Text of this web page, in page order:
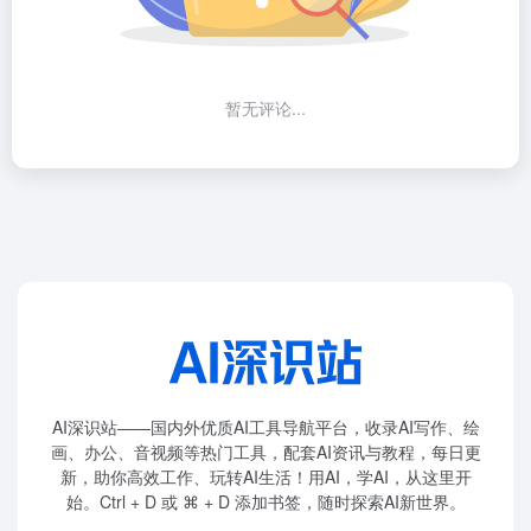
暂无评论...
AI深识站——国内外优质AI工具导航平台，收录AI写作、绘
画、办公、音视频等热门工具，配套AI资讯与教程，每日更
新，助你高效工作、玩转AI生活！用AI，学AI，从这里开
始。Ctrl + D 或 ⌘ + D 添加书签，随时探索AI新世界。